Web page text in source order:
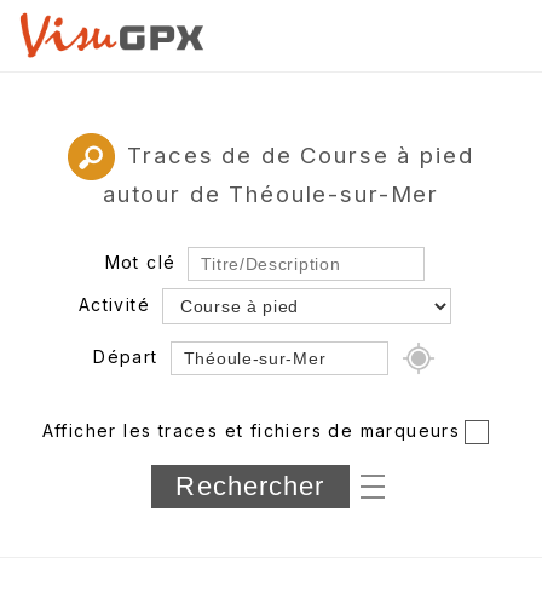
Traces de de Course à pied
autour de Théoule-sur-Mer
Mot clé
Activité
Départ
Département
Longueur min/max
Afficher les traces et fichiers de marqueurs